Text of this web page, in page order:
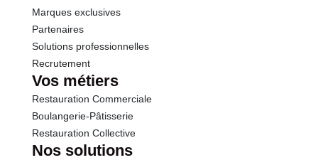
Marques exclusives
Partenaires
Solutions professionnelles
Recrutement
Vos métiers
Restauration Commerciale
Boulangerie-Pâtisserie
Restauration Collective
Nos solutions